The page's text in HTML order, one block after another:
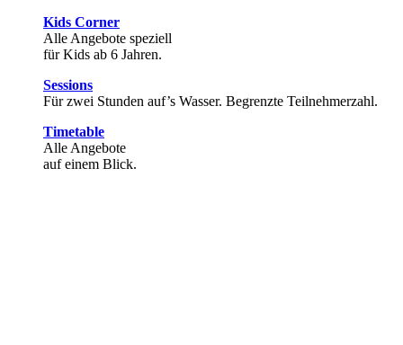
Kids Corner
Alle Angebote speziell
für Kids ab 6 Jahren.
Sessions
Für zwei Stunden auf’s Wasser. Begrenzte Teilnehmerzahl.
Timetable
Alle Angebote
auf einem Blick.